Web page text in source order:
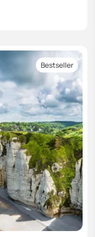
Bestseller